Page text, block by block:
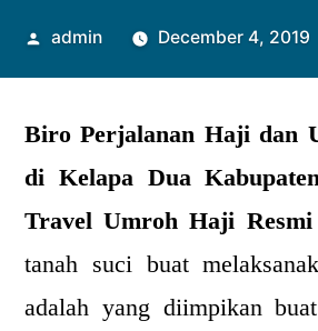
Posted
admin December 4, 2019
Biro Perjalanan Haji dan
di Kelapa Dua
Travel Umroh Haji Resmi
tanah suci buat
adalah yang diimpikan